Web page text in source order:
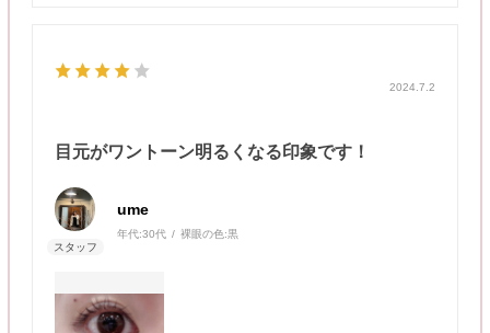
2024.7.2
目元がワントーン明るくなる印象です！
ume
年代:30代 裸眼の色:黒